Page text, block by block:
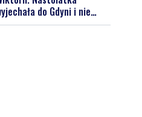
do Gdyni i nie